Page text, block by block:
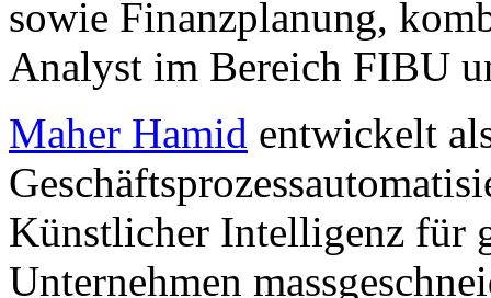
sowie Finanzplanung,
Analyst im Bereich FIBU
Maher Hamid entwickelt
Künstlicher Intelligenz für
Unternehmen